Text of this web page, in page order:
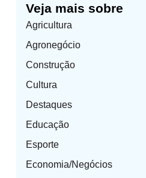
Veja mais sobre
Agricultura
Agronegócio
Construção
Cultura
Destaques
Educação
Esporte
Economia/Negócios